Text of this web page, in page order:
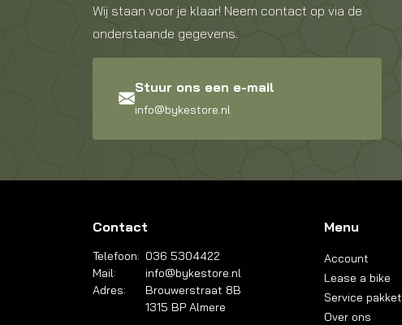
Wij staan voor je klaar! Neem contact op via de
onderstaande gegevens.
Stuur ons een e-mail
info@bykestore.nl
Contact
Telefoon: 036 5304422
Mail:
info@bykestore.nl
Adres:
Brouwerstraat 8B
1315 BP Almere
Menu
Account
Lease a bike
Service pakket
Over ons